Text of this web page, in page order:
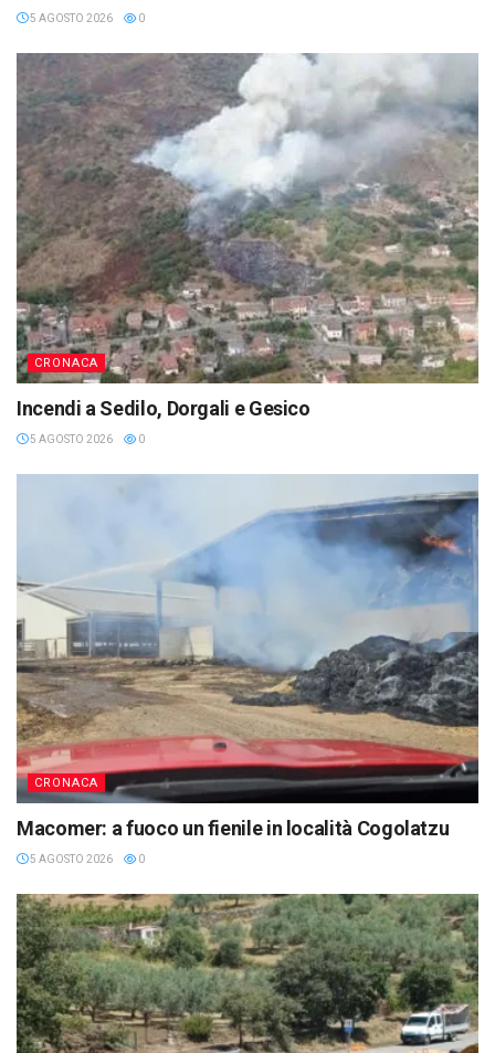
5 AGOSTO 2026 0
CRONACA
Incendi a Sedilo, Dorgali e Gesico
5 AGOSTO 2026 0
CRONACA
Macomer: a fuoco un fienile in località Cogolatzu
5 AGOSTO 2026 0